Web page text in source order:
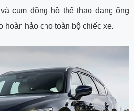
cụm đồng hồ thể thao dạng ống
hoàn hảo cho toàn bộ chiếc xe.